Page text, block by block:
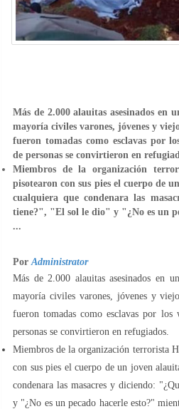
Más de 2.000 alauitas asesinados en
mayoría civiles varones, jóvenes y
fueron tomadas como esclavas por
de personas se convirtieron en
Miembros de la organización
pisotearon con sus pies el cuerpo de
cualquiera que condenara las
tiene?", "El sol le dio" y "¿No es un
...
Por Administrator
Más de 2.000 alauitas asesinados en
mayoría civiles varones, jóvenes y
fueron tomadas como esclavas por los
personas se convirtieron en refugiados.
Miembros de la organización terrorista
con sus pies el cuerpo de un joven
condenara las masacres y diciendo:
y "¿No es un pecado hacerle esto?"